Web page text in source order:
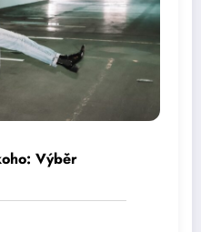
Výběr